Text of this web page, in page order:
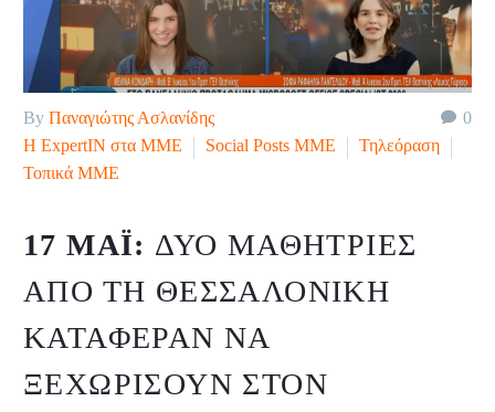
0
By Παναγιώτης Ασλανίδης
H ExpertIN στα ΜΜΕ
Social Posts ΜΜΕ
Τηλεόραση
Τοπικά ΜΜΕ
17 ΜΆΙ: ΔΎΟ ΜΑΘΉΤΡΙΕΣ
ΑΠΌ ΤΗ ΘΕΣΣΑΛΟΝΊΚΗ
ΚΑΤΆΦΕΡΑΝ ΝΑ
ΞΕΧΩΡΊΣΟΥΝ ΣΤΟΝ